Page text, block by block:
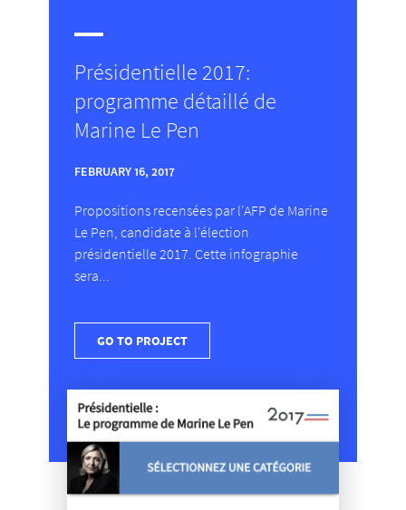
Présidentielle 2017:
programme détaillé de
Marine Le Pen
FEBRUARY 16, 2017
Propositions recensées par l'AFP de Marine
Le Pen, candidate à l'élection
présidentielle 2017. Cette infographie
sera...
GO TO PROJECT